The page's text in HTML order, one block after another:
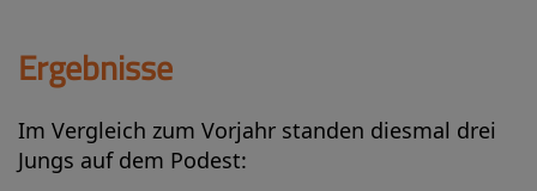
Ergebnisse
Im Vergleich zum Vorjahr standen diesmal drei
Jungs auf dem Podest: